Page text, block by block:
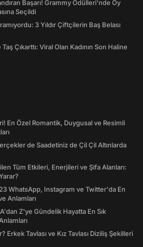
Başarı! Grammy Ödülleri'nde Oy
Seçildi
3 Yıldır Çiftçilerin Baş Belası
Çıkarttı: Viral Olan Kadının Son Haline
En Özel Romantik, Duygusal ve Resimli
de Saadetiniz de Çil Çil Altınlarda
Tüm Etkileri, Enerjileri ve Şifa Alanları:
WhatsApp, Instagram ve Twitter'da En
Anlamları
Z'ye Gündelik Hayatta En Sık
Erkek Tavlası ve Kız Tavlası Diziliş Şekilleri